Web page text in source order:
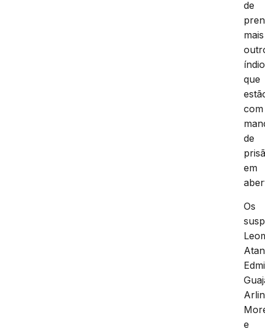
de
mais
que
com
de
em
Os
e